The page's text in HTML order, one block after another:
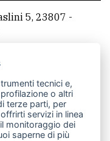
5, 23807 -
RSS
tecnici e,
o altri
terze parti, per
servizi in linea
monitoraggio dei
saperne di più